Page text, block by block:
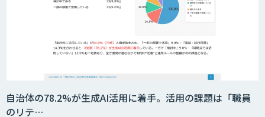
DX推進のパートナーに「ジンベイ 生成
AI・DXコンサルティング」
自治体の78.2%が生成AI活用に着手。活用の課題は「職員
のリテ…